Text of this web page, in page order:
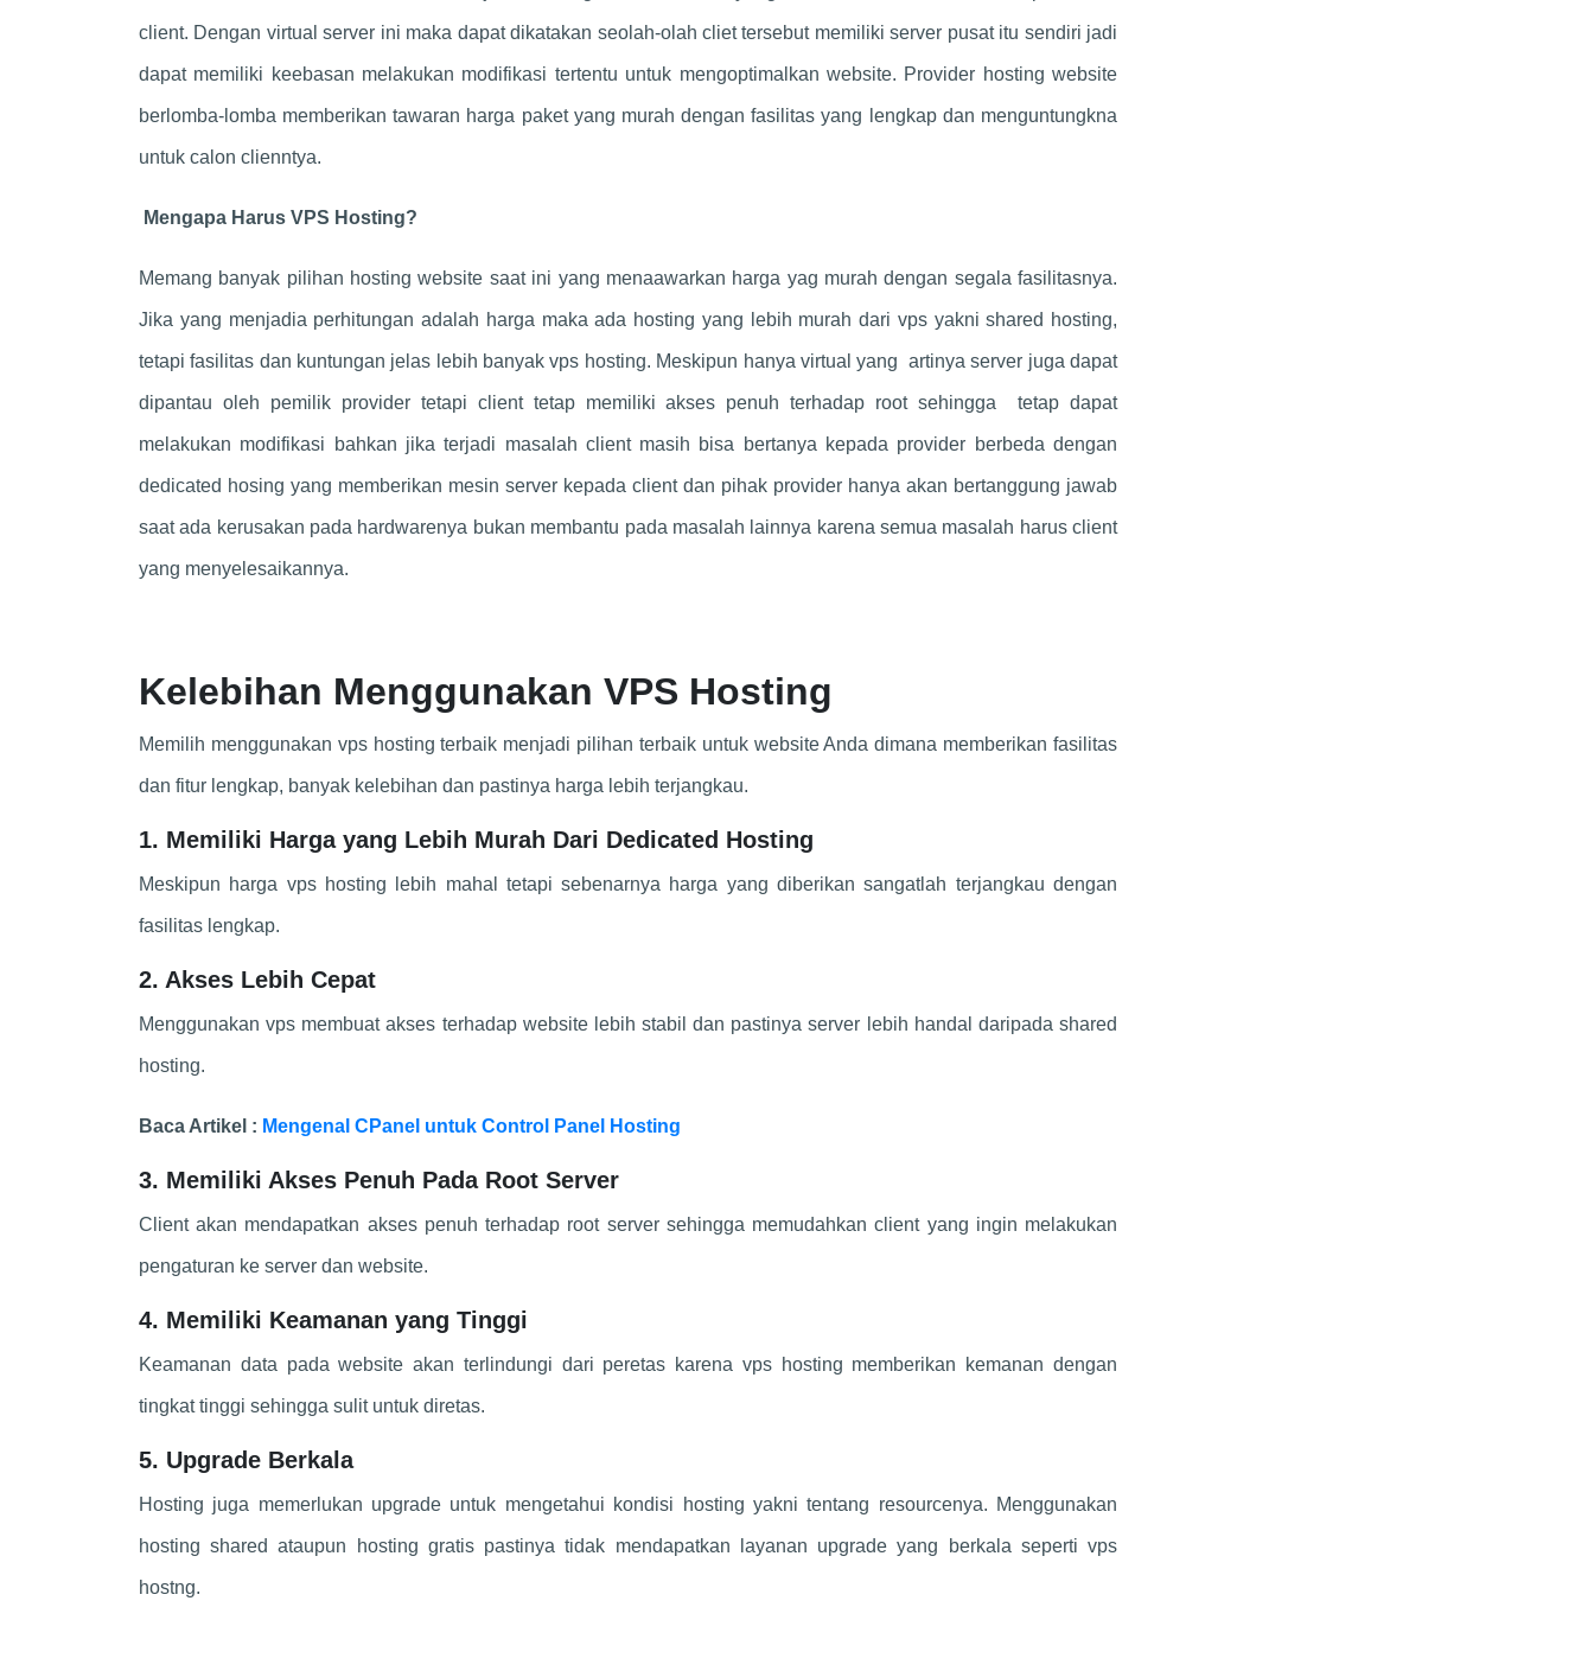
client. Dengan virtual server ini maka dapat dikatakan seolah-olah cliet tersebut memiliki server pusat itu sendiri jadi
dapat memiliki keebasan melakukan modifikasi tertentu untuk mengoptimalkan website. Provider hosting website
berlomba-lomba memberikan tawaran harga paket yang murah dengan fasilitas yang lengkap dan menguntungkna
untuk calon clienntya.
Mengapa Harus VPS Hosting?
Memang banyak pilihan hosting website saat ini yang menaawarkan harga yag murah dengan segala fasilitasnya.
Jika yang menjadia perhitungan adalah harga maka ada hosting yang lebih murah dari vps yakni shared hosting,
tetapi fasilitas dan kuntungan jelas lebih banyak vps hosting. Meskipun hanya virtual yang artinya server juga dapat
dipantau oleh pemilik provider tetapi client tetap memiliki akses penuh terhadap root sehingga tetap dapat
melakukan modifikasi bahkan jika terjadi masalah client masih bisa bertanya kepada provider berbeda dengan
dedicated hosing yang memberikan mesin server kepada client dan pihak provider hanya akan bertanggung jawab
saat ada kerusakan pada hardwarenya bukan membantu pada masalah lainnya karena semua masalah harus client
yang menyelesaikannya.
Kelebihan Menggunakan VPS Hosting
Memilih menggunakan vps hosting terbaik menjadi pilihan terbaik untuk website Anda dimana memberikan fasilitas
dan fitur lengkap, banyak kelebihan dan pastinya harga lebih terjangkau.
1. Memiliki Harga yang Lebih Murah Dari Dedicated Hosting
Meskipun harga vps hosting lebih mahal tetapi sebenarnya harga yang diberikan sangatlah terjangkau dengan
fasilitas lengkap.
2. Akses Lebih Cepat
Menggunakan vps membuat akses terhadap website lebih stabil dan pastinya server lebih handal daripada shared
hosting.
Baca Artikel : Mengenal CPanel untuk Control Panel Hosting
3. Memiliki Akses Penuh Pada Root Server
Client akan mendapatkan akses penuh terhadap root server sehingga memudahkan client yang ingin melakukan
pengaturan ke server dan website.
4. Memiliki Keamanan yang Tinggi
Keamanan data pada website akan terlindungi dari peretas karena vps hosting memberikan kemanan dengan
tingkat tinggi sehingga sulit untuk diretas.
5. Upgrade Berkala
Hosting juga memerlukan upgrade untuk mengetahui kondisi hosting yakni tentang resourcenya. Menggunakan
hosting shared ataupun hosting gratis pastinya tidak mendapatkan layanan upgrade yang berkala seperti vps
hostng.